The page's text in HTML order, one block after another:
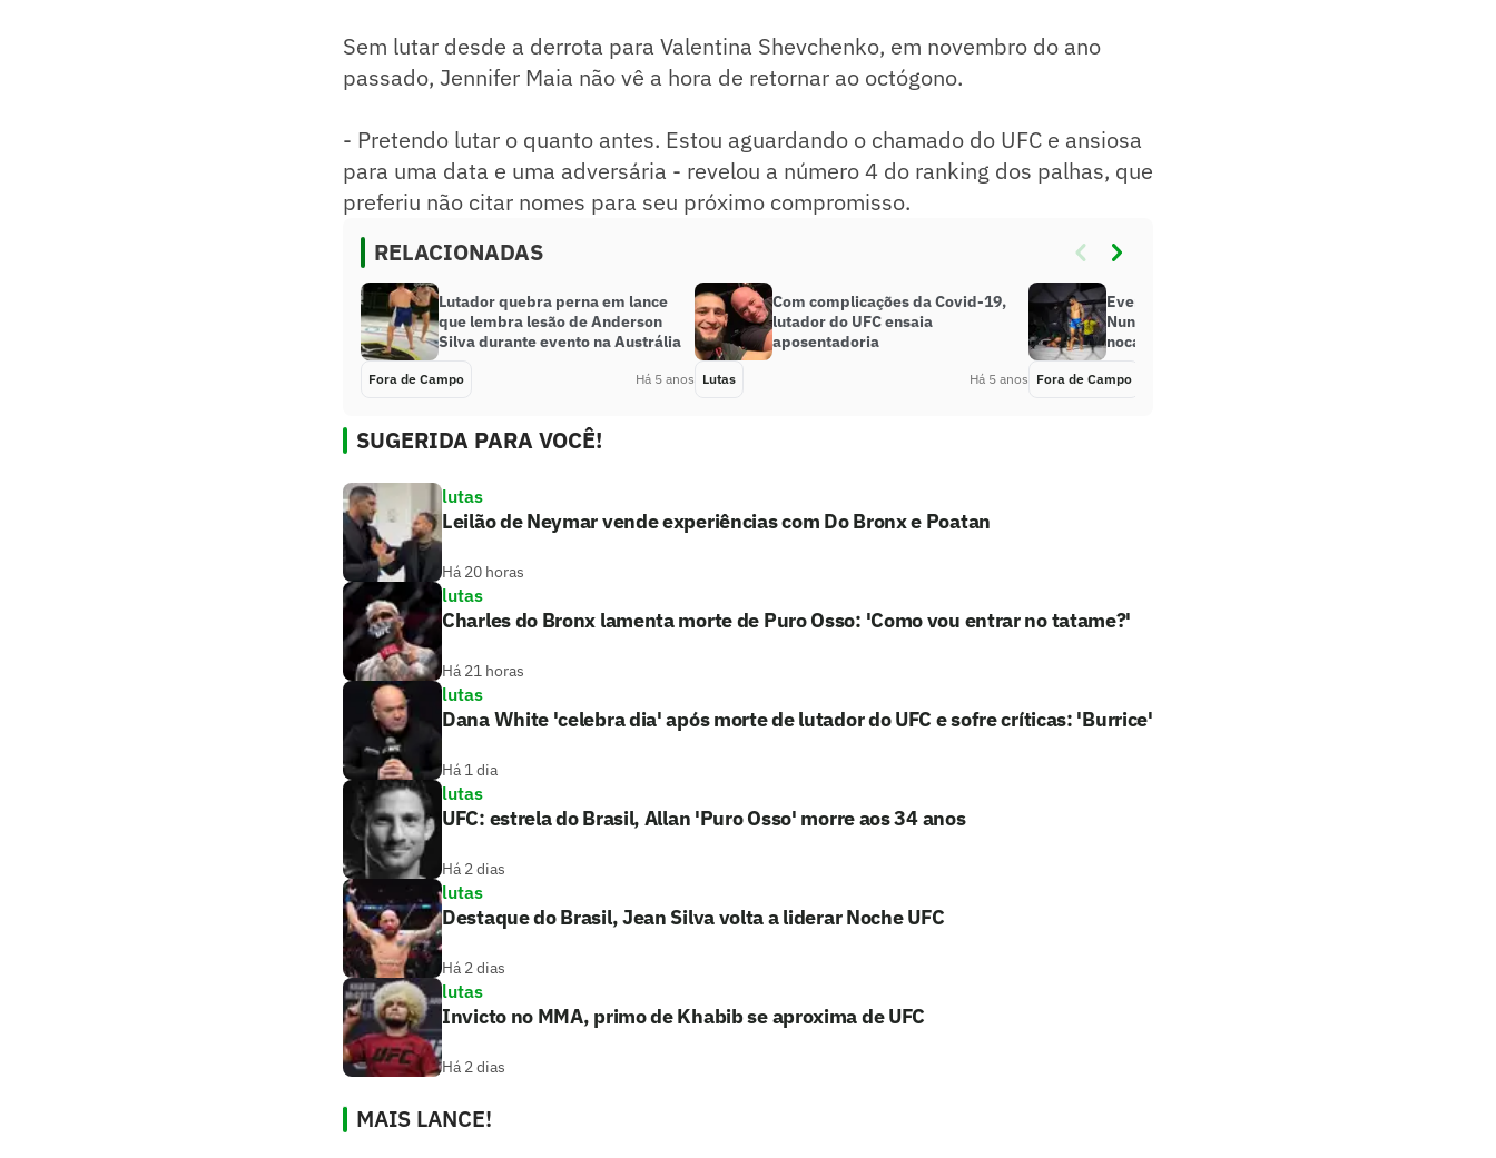
Sem lutar desde a derrota para Valentina Shevchenko, em novembro do ano
passado, Jennifer Maia não vê a hora de retornar ao octógono.
- Pretendo lutar o quanto antes. Estou aguardando o chamado do UFC e ansiosa
para uma data e uma adversária - revelou a número 4 do ranking dos palhas, que
preferiu não citar nomes para seu próximo compromisso.
RELACIONADAS
Lutador quebra perna em lance
que lembra lesão de Anderson
Silva durante evento na Austrália
Fora de Campo Há 5 anos
Com complicações da Covid-19,
lutador do UFC ensaia
aposentadoria
Lutas Há 5 anos
Evento de MMA de Whindersson
Nunes, CDL Fight estreia com
nocaute incrível na luta principal
Fora de Campo
SUGERIDA PARA VOCÊ!
lutas
Leilão de Neymar vende experiências com Do Bronx e Poatan
Há 20 horas
lutas
Charles do Bronx lamenta morte de Puro Osso: 'Como vou entrar no tatame?'
Há 21 horas
lutas
Dana White 'celebra dia' após morte de lutador do UFC e sofre críticas: 'Burrice'
Há 1 dia
lutas
UFC: estrela do Brasil, Allan 'Puro Osso' morre aos 34 anos
Há 2 dias
lutas
Destaque do Brasil, Jean Silva volta a liderar Noche UFC
Há 2 dias
lutas
Invicto no MMA, primo de Khabib se aproxima de UFC
Há 2 dias
MAIS LANCE!